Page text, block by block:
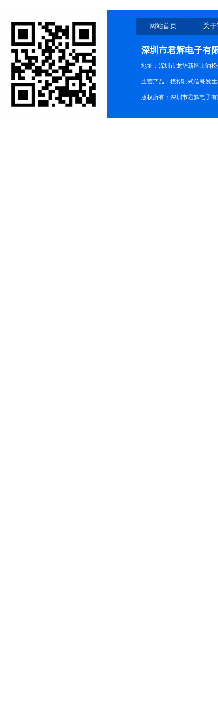
网站首页 关
深圳市君辉电子有
地址：深圳市龙华新区上油松
主营产品：模拟制式信号发
版权所有：深圳市君辉电子